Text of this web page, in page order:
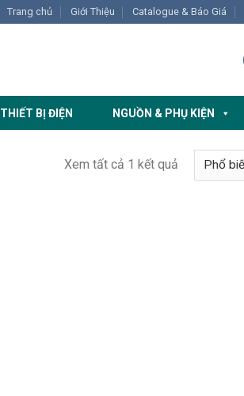
Trang chủ Giới Thiệu Catalogue & Báo Giá
THIẾT BỊ ĐIỆN NGUỒN & PHỤ KIỆN
Xem tất cả 1 kết quả